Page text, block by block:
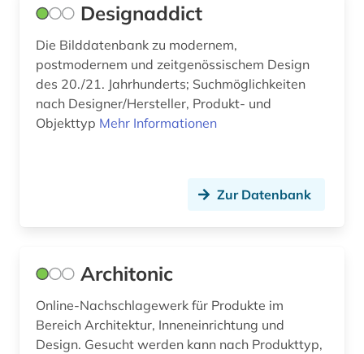
landschaftsarchitektur (1)
lehrbuch (1)
markenrecherche (2)
markenrecht (1)
markenschutz (1)
Designaddict
Die Bilddatenbank zu modernem,
postmodernem und zeitgenössischem Design
des 20./21. Jahrhunderts; Suchmöglichkeiten
nach Designer/Hersteller, Produkt- und
Objekttyp Mehr Informationen
Zur Datenbank
Architonic
Online-Nachschlagewerk für Produkte im
Bereich Architektur, Inneneinrichtung und
Design. Gesucht werden kann nach Produkttyp,